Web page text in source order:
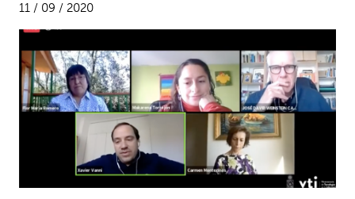
11 / 09 / 2020